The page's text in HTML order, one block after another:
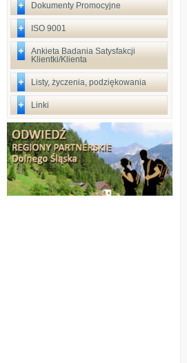
Dokumenty Promocyjne
ISO 9001
Ankieta Badania Satysfakcji
Klientki/Klienta
Listy, życzenia, podziękowania
Linki